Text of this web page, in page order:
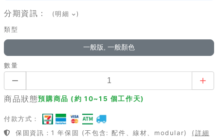
分期資訊： (明細 )
類型
一般版, 一般顏色
數量
商品狀態預購商品 (約 10~15 個工作天)
付款方式：
保固資訊：1 年保固 (不包含: 配件、線材、modular)
(詳細